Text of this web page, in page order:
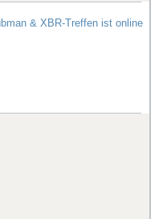
& XBR-Treffen ist online